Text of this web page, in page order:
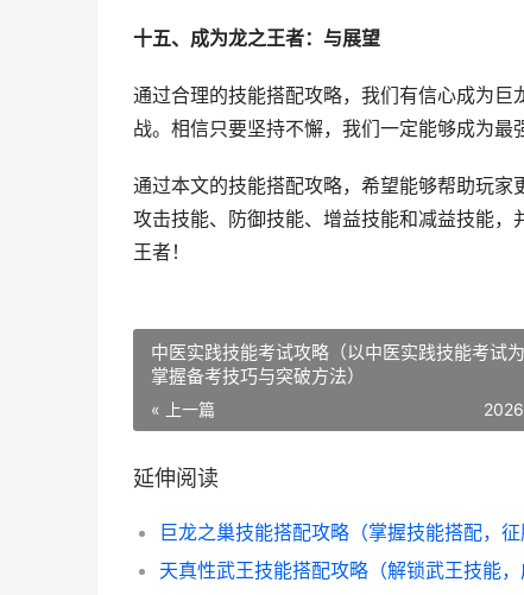
十五、成为龙之王者：与展望
通过合理的技能搭配攻略，我们有信心成为
战。相信只要坚持不懈，我们一定能够成为最
通过本文的技能搭配攻略，希望能够帮助玩
攻击技能、防御技能、增益技能和减益技能
王者！
中医实践技能考试攻略（以中医实践技能考试为
掌握备考技巧与突破方法）
« 上一篇
延伸阅读